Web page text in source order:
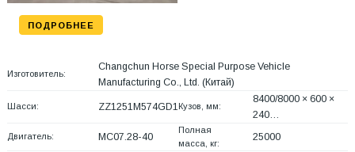
ПОДРОБНЕЕ
Изготовитель:
Changchun Horse Special Purpose Vehicle
Manufacturing Co., Ltd. (Китай)
Шасси: ZZ1251M574GD1Кузов, мм:
8400/8000 × 600 ×
240…
Двигатель: MC07.28-40
Полная
масса, кг:
25000